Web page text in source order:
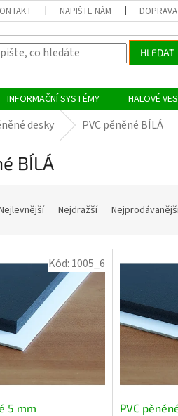
NAPIŠTE NÁM
HLEDAT
INFORMAČNÍ SYSTÉMY HALOVÉ
desky PVC pěněné BÍLÁ
BÍLÁ
Nejdražší
5 mm
Kód: 1005_6
PVC